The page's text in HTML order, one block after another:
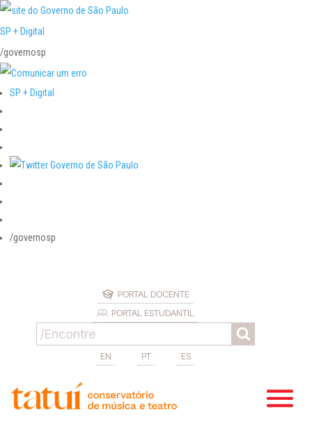
SP + Digital
/governosp
SP + Digital
/governosp
PORTAL DOCENTE
PORTAL ESTUDANTIL
EN PT ES